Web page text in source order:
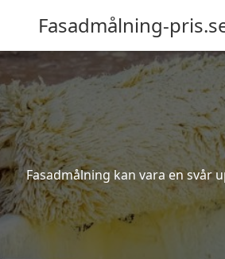
Fasadmålning-
Fasadmålning kan vara en svår